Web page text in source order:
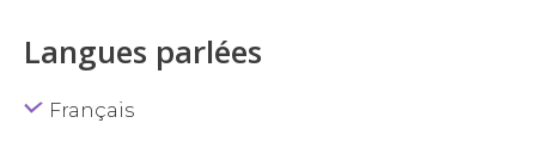
Langues parlées
Français